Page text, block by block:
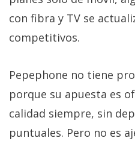
con fibra y TV se
competitivos.
Pepephone no tiene
porque su apuesta es
calidad siempre, sin
puntuales. Pero no es